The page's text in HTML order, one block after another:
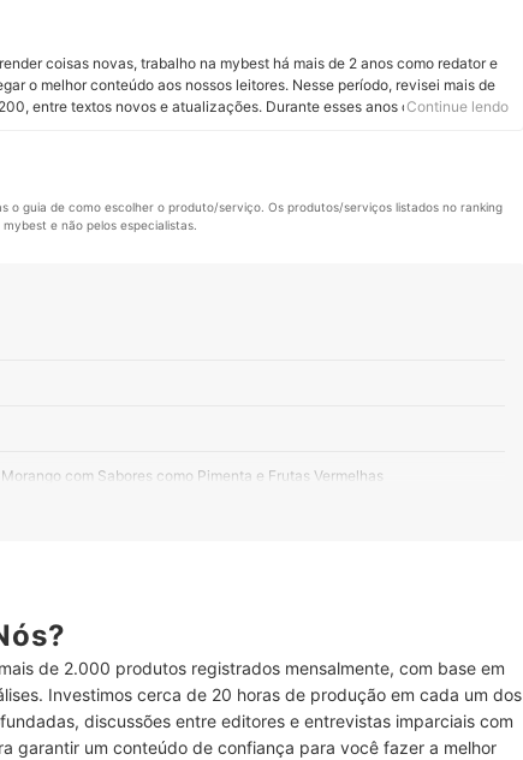
seus constituintes. Ela é grande entusiasta da nutrição possível e
profundamente todos os alimentos faz parte de sua rotina diária de
Thaís no Instagram e no LinkedIn.
coisas novas, trabalho na mybest há mais de 2 anos como redator e
o melhor conteúdo aos nossos leitores. Nesse período, revisei mais de
entre textos novos e atualizações. Durante esses anos criandoContinue lendo
o guia de como escolher o produto/serviço. Os produtos/serviços listados no ranking
e não pelos especialistas.
com Sabores como Pimenta e Frutas Vermelhas
Geleias Têm 50% de Morango ou Mais
uma Geleia Sem Corantes ou Conservantes
Se Deseja Considerar uma Versão Mais Saudável
de 2.000 produtos registrados mensalmente, com base em
Investimos cerca de 20 horas de produção em cada um dos
discussões entre editores e entrevistas imparciais com
garantir um conteúdo de confiança para você fazer a melhor